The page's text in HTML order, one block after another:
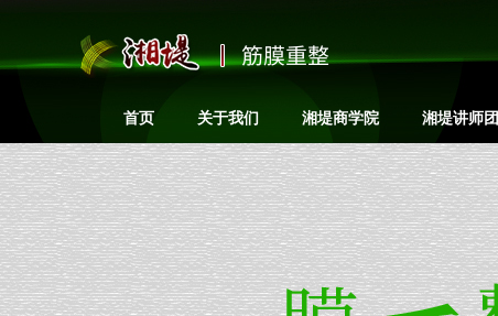
筋膜重整
首页 关于我们 湘堤商学院 湘堤讲师团